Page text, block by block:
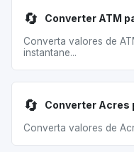
🔄 Converter ATM
Converta valores de
instantane...
🔄 Converter Acres
Converta valores de